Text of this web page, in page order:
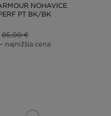
NOHAVICE
PT BK/BK
85,00 €
– najnižšia cena